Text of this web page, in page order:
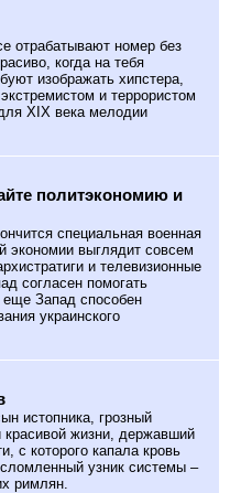
отрабатывают номер без
когда на тебя
изображать хипстера,
и террористом
XIX века мелодии
политэкономию и
специальная военная
экономии выглядит совсем
и телевизионные
согласен помогать
Запад способен
украинского
истопника, грозный
жизни, державший
с которого капала кровь
узник системы –
римлян.